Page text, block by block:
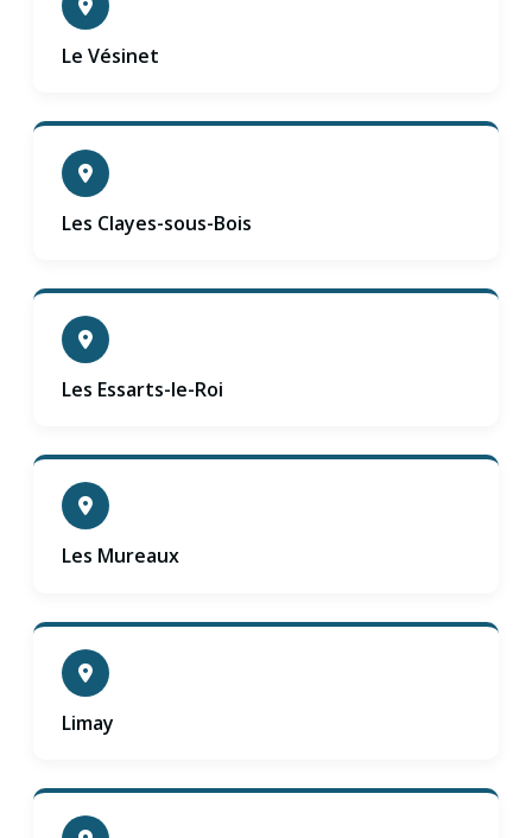
Le Vésinet
Les Clayes-sous-Bois
Les Essarts-le-Roi
Les Mureaux
Limay